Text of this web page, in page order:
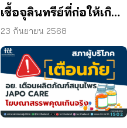
เชื้อจุลินทรีย์ที่ก่อให้เกิด
โรค และพบแบคทีเรีย
ยีสต์ และรา เกิน
มาตรฐานกำหนด ใน
ผลิตภัณฑ์ย้อมผม
23 กันยายน 2568